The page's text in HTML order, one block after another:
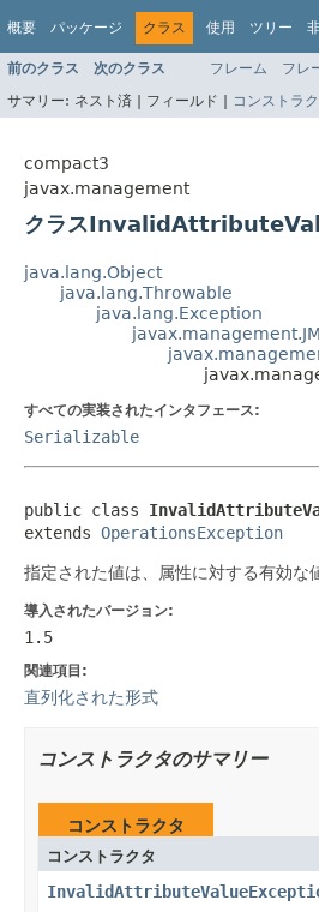
概要 パッケージ クラス 使用 ツリー
前のクラス 次のクラス フレーム フレ
サマリー: ネスト済 | フィールド | コンストラ
compact3
javax.management
クラス
java.lang.Object
java.lang.Throwable
java.lang.Exception
すべての実装されたインタフェース:
Serializable
public class
extends OperationsException
指定された値は、属性に対する有効な
導入されたバージョン:
1.5
関連項目:
直列化された形式
コンストラクタのサマリー
コンストラクタ
コンストラクタ